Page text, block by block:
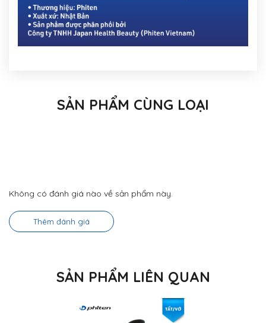
SẢN PHẨM CÙNG LOẠI
Không có đánh giá nào về sản phẩm này.
Thêm đánh giá
SẢN PHẨM LIÊN QUAN